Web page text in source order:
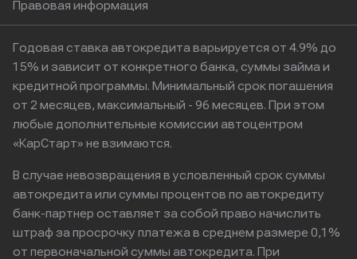
Правовая информация
Годовая ставка автокредита варьируется от 4.9% до
15% и зависит от конкретного банка, суммы займа и
кредитной программы. Минимальный срок погашения
от 2 месяцев, максимальный - 96 месяцев. При этом
любые дополнительные комиссии автоцентром
«КарСтарт» не взимаются.
В случае невозвращения в условленный срок суммы
автокредита или суммы процентов по автокредиту
банк-партнер оставляет за собой право начислить
штраф за просрочку платежа в среднем размере 0,1%
от первоначальной суммы автокредита. При